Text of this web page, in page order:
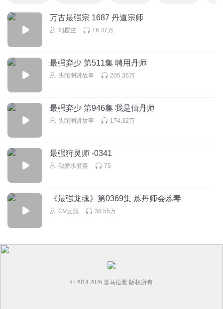
1351198swgu
快更啊
回复 2020-08-31
万古最强宗 1687 丹道宗师
幻樱空 16.37万
最强弃少 第511集 聘用丹师
头陀渊讲故事 205.36万
最强弃少 第946集 我是仙丹师
头陀渊讲故事 174.32万
最强狩灵师 -0341
我爱水煮菜 75
《最强龙魂》第0369集 炼丹师会炼毒
CV云浅 38.55万
© 2014-2026 喜马拉雅 版权所有